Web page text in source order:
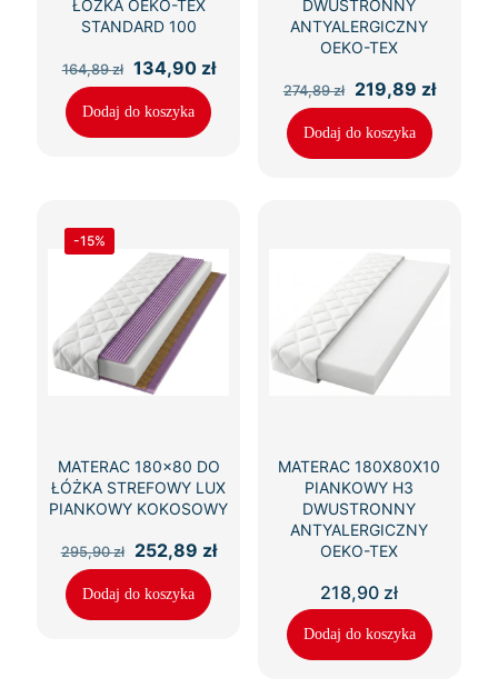
ŁÓŻKA OEKO-TEX
STANDARD 100
164,89zł
Pierwotna
cena
wynosiła:
164,89 zł.
134,90 złAktualna
134,90 zł.
Dodaj do koszyka
DWUSTRONNY
ANTYALERGICZNY
OEKO-TEX
274,89zł
Pierwotna
cena
wynosiła:
274,89 zł.
219,89 zł
Dodaj do koszyka
-15%
MATERAC 180×80 DO
ŁÓŻKA STREFOWY LUX
PIANKOWY KOKOSOWY
295,90zł
Pierwotna
cena
wynosiła:
295,90 zł.
252,89 złAktualna
Dodaj do koszyka
MATERAC 180X80X10
PIANKOWY H3
DWUSTRONNY
ANTYALERGICZNY
OEKO-TEX
218,90 zł
Dodaj do koszyka